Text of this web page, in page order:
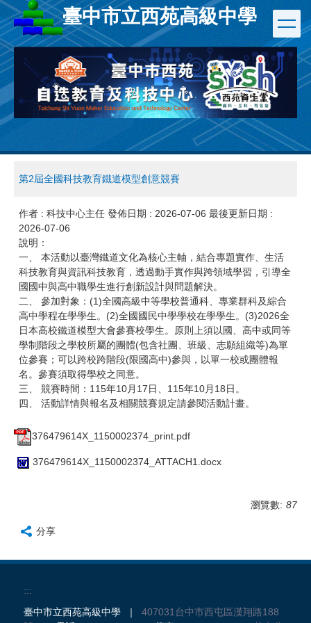
跳
到
主
要
內
容
區
臺中市立西苑高級中學
第2屆全國科技教育鐵道模型創意競賽
作者 : 科技中心主任 發佈日期 : 2026-07-06 最後更新日期 :
2026-07-06
說明：
一、 本活動以臺灣鐵道文化為核心主軸，結合專題實作、生活
科技教育與資訊科技教育，透過動手實作與跨領域學習，引導全
國國中與高中職學生進行創新設計與問題解決。
二、 參加對象：(1)全國高級中等學校普通科、專業群科及綜合
高中學程在學學生。(2)全國國民中學學校在學學生。(3)2026全
日本高校鐵道模型大會參賽校學生。原則上須以國、高中或同等
學制階段之學校所屬的團體(包含社團、班級、志願組織等)為單
位參賽；可以跨校跨階段(限國高中)參與，以單一校或團體報
名。參賽須取得學校之同意。
三、 競賽時間：115年10月17日、115年10月18日。
四、 活動詳情與報名及相關競賽規定請參閱活動計畫。
376479614X_1150002374_print.pdf
376479614X_1150002374_ATTACH1.docx
瀏覽數: 87
分享
:::
臺中市立西苑高級中學 ｜ 407031台中市西屯區漢翔路188